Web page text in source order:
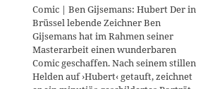
Comic | Ben Gijsemans: Hubert Der in
Brüssel lebende Zeichner Ben
Gijsemans hat im Rahmen seiner
Masterarbeit einen wunderbaren
Comic geschaffen. Nach seinem stillen
Helden auf ›Hubert‹ getauft, zeichnet